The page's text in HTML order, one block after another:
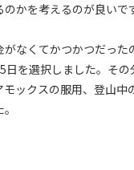
かを考えるのが良いで
なくてかつかつだった
日を選択しました。その
モックスの服用、登山中